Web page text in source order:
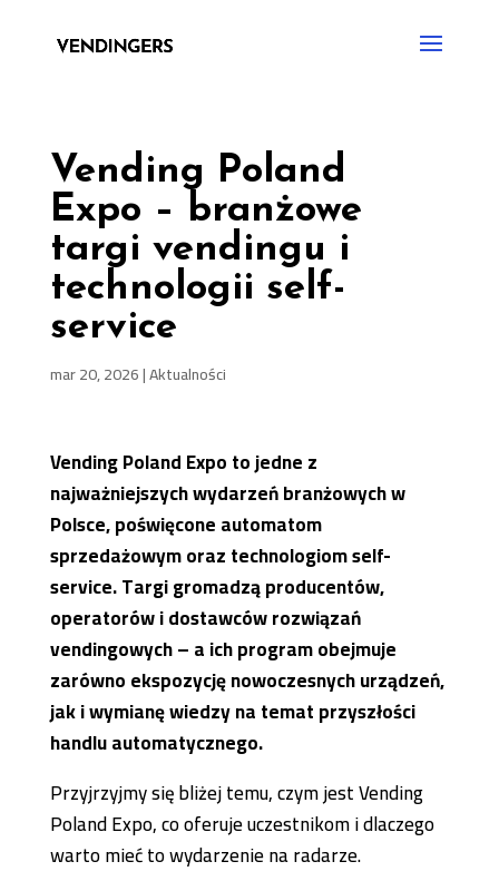
Vending Poland
Expo – branżowe
targi vendingu i
technologii self-
service
mar 20, 2026|Aktualności
Vending Poland Expo to jedne z
najważniejszych wydarzeń branżowych w
Polsce, poświęcone automatom
sprzedażowym oraz technologiom self-
service. Targi gromadzą producentów,
operatorów i dostawców rozwiązań
vendingowych – a ich program obejmuje
zarówno ekspozycję nowoczesnych urządzeń,
jak i wymianę wiedzy na temat przyszłości
handlu automatycznego.
Przyjrzyjmy się bliżej temu, czym jest Vending
Poland Expo, co oferuje uczestnikom i dlaczego
warto mieć to wydarzenie na radarze.